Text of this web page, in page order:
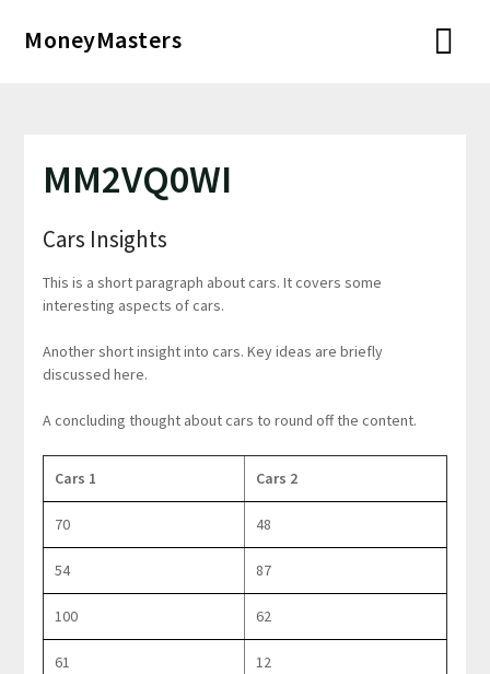
MoneyMasters
MM2VQ0WI
Cars Insights
This is a short paragraph about cars. It covers some
interesting aspects of cars.
Another short insight into cars. Key ideas are briefly
discussed here.
A concluding thought about cars to round off the content.
Cars 1 Cars 2
70 48
54 87
100 62
61 12